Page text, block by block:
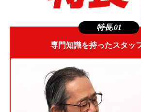
特長.01
専門知識を持ったスタッ